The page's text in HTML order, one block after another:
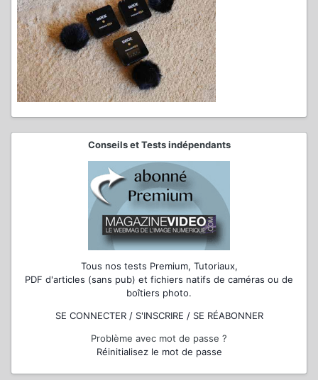
Conseils et Tests indépendants
Tous nos tests Premium, Tutoriaux,
PDF d'articles (sans pub) et fichiers natifs de caméras ou de
boîtiers photo.
SE CONNECTER / S'INSCRIRE / SE RÉABONNER
Problème avec mot de passe ?
Réinitialisez le mot de passe